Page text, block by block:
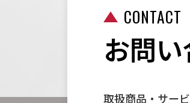
CONTACT
お問
取扱商品・サー